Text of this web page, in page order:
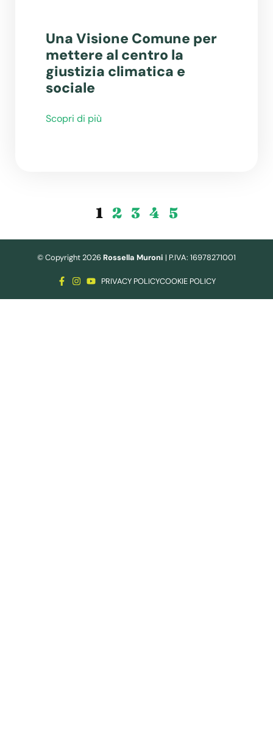
Una Visione Comune per
mettere al centro la
giustizia climatica e
sociale
Scopri di più
1 2 3 4 5
© Copyright 2026 Rossella Muroni | P.IVA: 16978271001
PRIVACY POLICYCOOKIE POLICY